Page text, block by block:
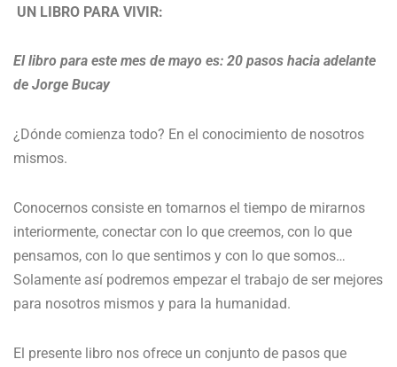
UN LIBRO PARA VIVIR:
El libro para este mes de mayo es: 20 pasos hacia adelante
de Jorge Bucay
¿Dónde comienza todo? En el conocimiento de nosotros
mismos.
Conocernos consiste en tomarnos el tiempo de mirarnos
interiormente, conectar con lo que creemos, con lo que
pensamos, con lo que sentimos y con lo que somos…
Solamente así podremos empezar el trabajo de ser mejores
para nosotros mismos y para la humanidad.
El presente libro nos ofrece un conjunto de pasos que